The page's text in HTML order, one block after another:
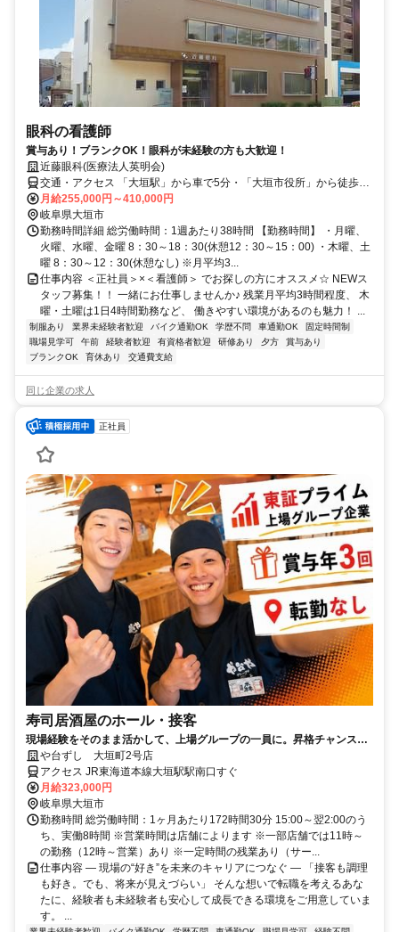
眼科の看護師
賞与あり！ブランクOK！眼科が未経験の方も大歓迎！
近藤眼科(医療法人英明会)
交通・アクセス 「大垣駅」から車で5分・「大垣市役所」から徒歩3
分／車通勤OK
月給255,000円～410,000円
岐阜県大垣市
勤務時間詳細 総労働時間：1週あたり38時間 【勤務時間】 ・月曜、
火曜、水曜、金曜 8：30～18：30(休憩12：30～15：00) ・木曜、土
曜 8：30～12：30(休憩なし) ※月平均3...
仕事内容 ＜正社員＞×＜看護師＞ でお探しの方にオススメ☆ NEWス
タッフ募集！！ 一緒にお仕事しませんか♪ 残業月平均3時間程度、 木
曜・土曜は1日4時間勤務など、 働きやすい環境があるのも魅力！ ...
制服あり 業界未経験者歓迎 バイク通勤OK 学歴不問 車通勤OK
固定時間制
職場見学可
午前 経験者歓迎 有資格者歓迎 研修あり 夕方
賞与あり
ブランクOK
育休あり 交通費支給
同じ企業の求人
正社員
寿司居酒屋のホール・接客
現場経験をそのまま活かして、上場グループの一員に。昇格チャンスも
役職ポストも拡大中！
や台ずし 大垣町2号店
アクセス JR東海道本線大垣駅駅南口すぐ
月給323,000円
岐阜県大垣市
勤務時間 総労働時間：1ヶ月あたり172時間30分 15:00～翌2:00のう
ち、実働8時間 ※営業時間は店舗によります ※一部店舗では11時～
の勤務（12時～営業）あり ※一定時間の残業あり（サー...
仕事内容 ― 現場の“好き”を未来のキャリアにつなぐ ― 「接客も調理
も好き。でも、将来が見えづらい」 そんな想いで転職を考えるあな
たに、経験者も未経験者も安心して成長できる環境をご用意していま
す。 ...